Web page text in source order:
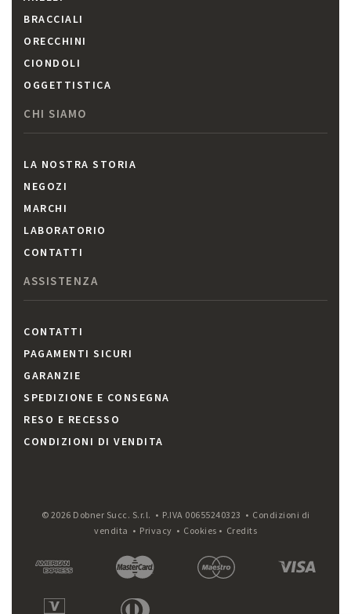
BRACCIALI
ORECCHINI
CIONDOLI
OGGETTISTICA
CHI SIAMO
LA NOSTRA STORIA
NEGOZI
MARCHI
LABORATORIO
CONTATTI
ASSISTENZA
CONTATTI
PAGAMENTI SICURI
GARANZIE
SPEDIZIONE E CONSEGNA
RESO E RECESSO
CONDIZIONI DI VENDITA
© 2026 Dobner Succ. S.r.l. • P.IVA 00655240323 • Condizioni di
vendita • Privacy • Cookies • Credits